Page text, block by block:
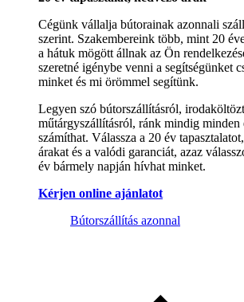
Cégünk vállalja bútorainak azonnali
szerint. Szakembereink több, mint 20
a hátuk mögött állnak az Ön
szeretné igénybe venni a segítségünket
minket és mi örömmel segítünk.
Legyen szó bútorszállításról,
műtárgyszállításról, ránk mindig minden
számíthat. Válassza a 20 év
árakat és a valódi garanciát, azaz
év bármely napján hívhat minket.
Kérjen online ajánlatot
Bútorszállítás azonnal